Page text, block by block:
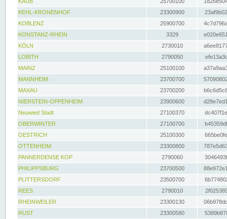
KEHL-KRONENHOF
23300900
KOBLENZ
25900700
KONSTANZ-RHEIN
3329
KÖLN
2730010
LOBITH
2790050
MAINZ
25100100
MANNHEIM
23700700
MAXAU
23700200
NIERSTEIN-OPPENHEIM
23900600
Neuwied Stadt
27100370
OBERWINTER
27100700
OESTRICH
25100300
OTTENHEIM
23300800
PANNERDENSE KOP
2790060
PHILIPPSBURG
23700500
PLITTERSDORF
23500700
REES
2790010
RHEINWEILER
23300130
RUST
23300580